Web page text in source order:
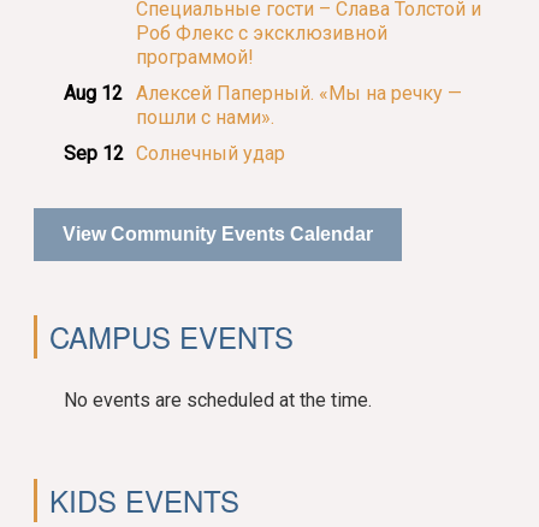
Специальные гости – Слава Толстой и
Роб Флекс с эксклюзивной
программой!
Aug 12 Алексей Паперный. «Мы на речку —
пошли с нами».
Sep 12 Солнечный удар
View Community Events Calendar
CAMPUS EVENTS
No events are scheduled at the time.
KIDS EVENTS